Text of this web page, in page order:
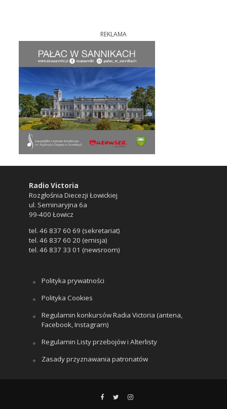
REKLAMA
Radio Victoria
Rozgłośnia Diecezji Łowickiej
ul. Seminaryjna 6a
99-400 Łowicz
tel. 46 837 60 69 (sekretariat)
tel. 46 837 60 20 (emisja)
tel. 46 837 33 01 (newsroom)
Polityka prywatności
Polityka Cookies
Regulamin konkursów Radia Victoria (antena,
Facebook, Instagram)
Regulamin Listy przebojów i Alterlisty
Zasady przyznawania patronatów